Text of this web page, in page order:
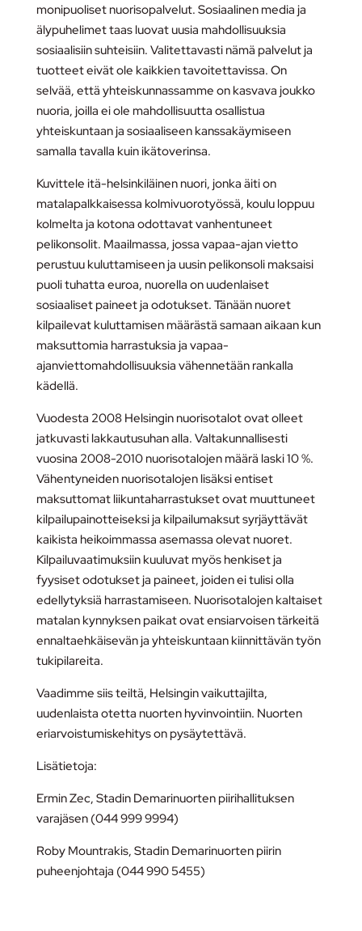
monipuoliset nuorisopalvelut. Sosiaalinen media ja
älypuhelimet taas luovat uusia mahdollisuuksia
sosiaalisiin suhteisiin. Valitettavasti nämä palvelut ja
tuotteet eivät ole kaikkien tavoitettavissa. On
selvää, että yhteiskunnassamme on kasvava joukko
nuoria, joilla ei ole mahdollisuutta osallistua
yhteiskuntaan ja sosiaaliseen kanssakäymiseen
samalla tavalla kuin ikätoverinsa.
Kuvittele itä-helsinkiläinen nuori, jonka äiti on
matalapalkkaisessa kolmivuorotyössä, koulu loppuu
kolmelta ja kotona odottavat vanhentuneet
pelikonsolit. Maailmassa, jossa vapaa-ajan vietto
perustuu kuluttamiseen ja uusin pelikonsoli maksaisi
puoli tuhatta euroa, nuorella on uudenlaiset
sosiaaliset paineet ja odotukset. Tänään nuoret
kilpailevat kuluttamisen määrästä samaan aikaan kun
maksuttomia harrastuksia ja vapaa-
ajanviettomahdollisuuksia vähennetään rankalla
kädellä.
Vuodesta 2008 Helsingin nuorisotalot ovat olleet
jatkuvasti lakkautusuhan alla. Valtakunnallisesti
vuosina 2008-2010 nuorisotalojen määrä laski 10 %.
Vähentyneiden nuorisotalojen lisäksi entiset
maksuttomat liikuntaharrastukset ovat muuttuneet
kilpailupainotteiseksi ja kilpailumaksut syrjäyttävät
kaikista heikoimmassa asemassa olevat nuoret.
Kilpailuvaatimuksiin kuuluvat myös henkiset ja
fyysiset odotukset ja paineet, joiden ei tulisi olla
edellytyksiä harrastamiseen. Nuorisotalojen kaltaiset
matalan kynnyksen paikat ovat ensiarvoisen tärkeitä
ennaltaehkäisevän ja yhteiskuntaan kiinnittävän työn
tukipilareita.
Vaadimme siis teiltä, Helsingin vaikuttajilta,
uudenlaista otetta nuorten hyvinvointiin. Nuorten
eriarvoistumiskehitys on pysäytettävä.
Lisätietoja:
Ermin Zec, Stadin Demarinuorten piirihallituksen
varajäsen (044 999 9994)
Roby Mountrakis, Stadin Demarinuorten piirin
puheenjohtaja (044 990 5455)